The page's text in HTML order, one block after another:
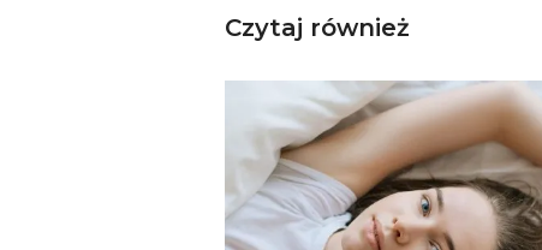
Czytaj również